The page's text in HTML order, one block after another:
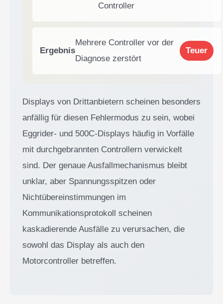
Controller
Ergebnis
Mehrere Controller vor der
Diagnose zerstört
Teuer
Displays von Drittanbietern scheinen besonders
anfällig für diesen Fehlermodus zu sein, wobei
Eggrider- und 500C-Displays häufig in Vorfälle
mit durchgebrannten Controllern verwickelt
sind. Der genaue Ausfallmechanismus bleibt
unklar, aber Spannungsspitzen oder
Nichtübereinstimmungen im
Kommunikationsprotokoll scheinen
kaskadierende Ausfälle zu verursachen, die
sowohl das Display als auch den
Motorcontroller betreffen.